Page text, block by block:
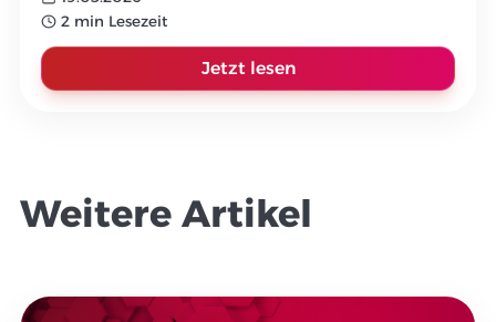
2 min Lesezeit
Jetzt lesen
Weitere Artikel